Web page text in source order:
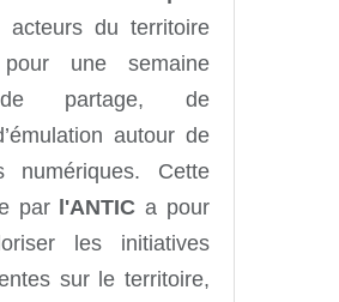
acteurs du territoire
une semaine
de partage, de
autour de
numériques. Cette
par
l'ANTIC a pour
les initiatives
sur le territoire,